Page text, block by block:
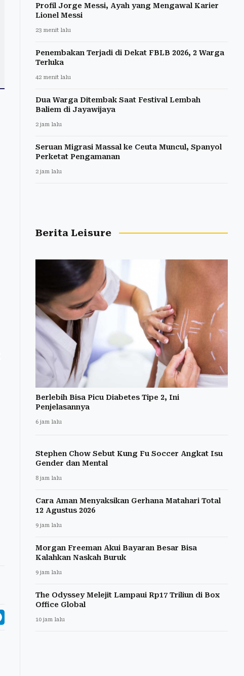
Profil Jorge Messi, Ayah yang Mengawal Karier
Lionel Messi
23 menit lalu
Penembakan Terjadi di Dekat FBLB 2026, 2 Warga
Terluka
42 menit lalu
Dua Warga Ditembak Saat Festival Lembah
Baliem di Jayawijaya
2 jam lalu
Seruan Migrasi Massal ke Ceuta Muncul, Spanyol
Perketat Pengamanan
2 jam lalu
Berita Leisure
Berlebih Bisa Picu Diabetes Tipe 2, Ini
Penjelasannya
6 jam lalu
Stephen Chow Sebut Kung Fu Soccer Angkat Isu
Gender dan Mental
8 jam lalu
Cara Aman Menyaksikan Gerhana Matahari Total
12 Agustus 2026
9 jam lalu
Morgan Freeman Akui Bayaran Besar Bisa
Kalahkan Naskah Buruk
9 jam lalu
The Odyssey Melejit Lampaui Rp17 Triliun di Box
Office Global
10 jam lalu